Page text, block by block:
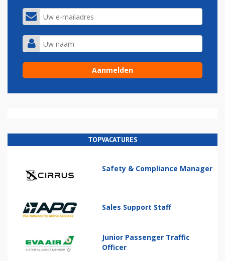
TOPVACATURES
Safety & Compliance Manager
Sales Support Staff
Junior Passenger Traffic
Officer